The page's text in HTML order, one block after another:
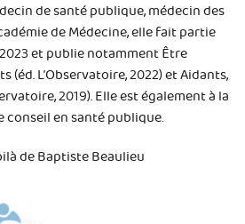
de santé publique, médecin des
de Médecine, elle fait partie
et publie notamment Être
(éd. L’Observatoire, 2022) et Aidants,
2019). Elle est également à la
conseil en santé publique.
de Baptiste Beaulieu